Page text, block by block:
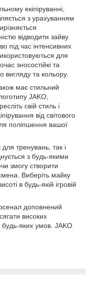
екіпіруванні,
з урахуванням
відводити зайву
під час інтенсивних
для
зносостійкі та
вигляду та кольору.
має стильний
JAKO,
свій стиль і
від світового
поліпшення вашої
тренувань, так і
з будь-якими
змогу створити
Виберіть майку
в будь-якій ігровій
доповнений
високих
будь-яких умов. JAKO